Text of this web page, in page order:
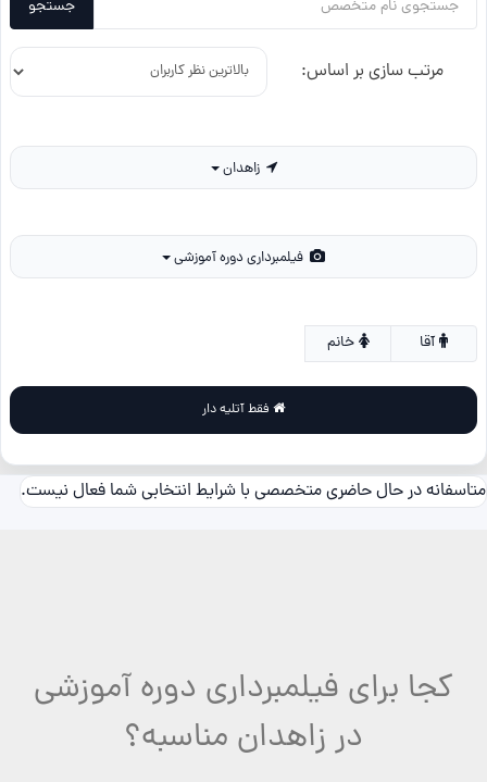
جستجو
مرتب سازی بر اساس:
زاهدان
خانم
متاسفانه در حال حاضری متخصصی با شرایط انتخابی شما فعال نیست.
کجا برای فیلمبرداری دوره آموزشی
در زاهدان مناسبه؟